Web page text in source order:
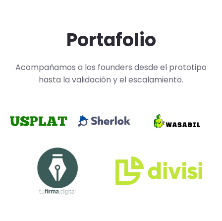
Portafolio
Acompañamos a los founders desde el prototipo
hasta la validación y el escalamiento.